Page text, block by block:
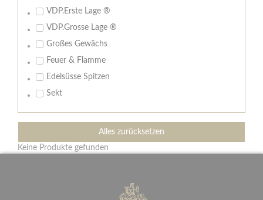
VDP.Erste Lage ®
VDP.Grosse Lage ®
Großes Gewächs
Feuer & Flamme
Edelsüsse Spitzen
Sekt
Alles zurücksetzen
Keine Produkte gefunden